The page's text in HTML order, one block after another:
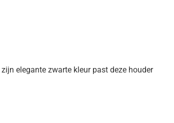
elegante zwarte kleur past deze houder